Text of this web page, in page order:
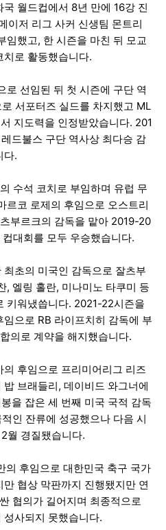
월드컵에서 8년 만에 16강 진
이저 리그 사커 신생팀 몬트리
임했고, 한 시즌을 마친 뒤 모교
로 활동했습니다.
로 선임된 뒤 첫 시즌에 구단 역
서포터즈 실드를 차지했고 ML
지도력을 인정받았습니다. 201
드불스 구단 역사상 최다승 감
다.
수석 코치로 부임하며 유럽 무
르코 로제의 후임으로 오스트리
부르크의 감독을 맡아 2019-20
대회를 모두 우승했습니다.
초의 미국인 감독으로 잘츠부
, 엘링 홀란, 미나미노 타쿠미 등
키워냈씁니다. 2021-22시즌을
으로 RB 라이프치히 감독에 부
의로 계약을 해지했습니다.
후임으로 프리미어리그 리즈
브래들리, 데이비드 와그너에
을 잡은 세 번째 미국 국적 감독
인 잔류에 성공했으나 다음 시
월 경질됐습니다.
후임으로 대한민국 축구 국가
협상 막판까지 진행됐지만 연
협의가 길어지며 최종적으로
사되지 못했습니다.